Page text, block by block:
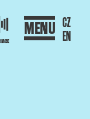
MENU CZ
EN